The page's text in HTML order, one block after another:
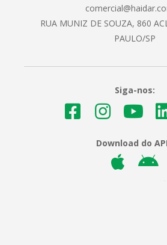
RUA MUNIZ DE SOUZA, 860
PAULO/SP
Siga-nos:
Download do